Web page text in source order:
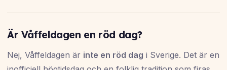
Är Våffeldagen en röd dag?
Nej, Våffeldagen är inte en röd dag i Sverige. Det är en